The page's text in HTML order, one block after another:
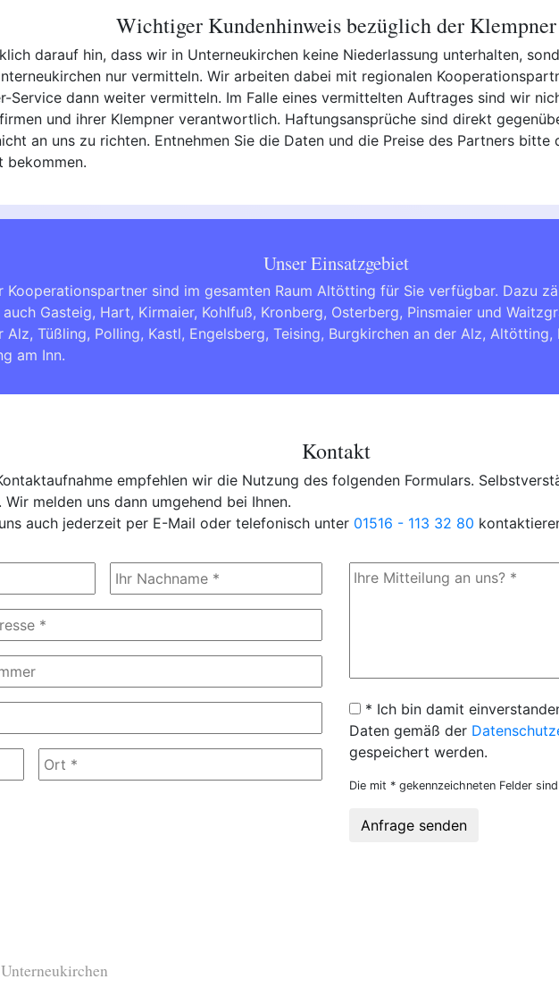
Wichtiger Kundenhinweis bezüglich der Klempner
darauf hin, dass wir in Unterneukirchen keine Niederlassung unterhalten,
nur vermitteln. Wir arbeiten dabei mit regionalen
Service dann weiter vermitteln. Im Falle eines vermittelten Auftrages sind wir
und ihrer Klempner verantwortlich. Haftungsansprüche sind direkt
an uns zu richten. Entnehmen Sie die Daten und die Preise des Partners
bekommen.
Unser Einsatzgebiet
Kooperationspartner sind im gesamten Raum Altötting für Sie verfügbar. Dazu
Gasteig, Hart, Kirmaier, Kohlfuß, Kronberg, Osterberg, Pinsmaier und
Alz, Tüßling, Polling, Kastl, Engelsberg, Teising, Burgkirchen an der Alz, Altötting,
am Inn.
Kontakt
empfehlen wir die Nutzung des folgenden Formulars.
melden uns dann umgehend bei Ihnen.
auch jederzeit per E-Mail oder telefonisch unter 01516 - 113 32 80
* Ich bin damit
Daten gemäß der
gespeichert werden.
Die mit * gekennzeichneten Felder
Anfrage senden